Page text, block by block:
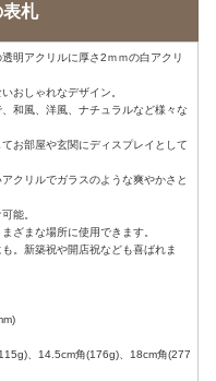
札
明アクリルに厚さ2ｍｍの白アクリ
おしゃれなデザイン。
和風、洋風、ナチュラルなど様々な
お部屋や玄関にディスプレイとして
クリルでガラスのような爽やかさと
能。
ざまな場所に使用できます。
。新築祝や開店祝なども喜ばれま
、14.5cm角(176g)、18cm角(277